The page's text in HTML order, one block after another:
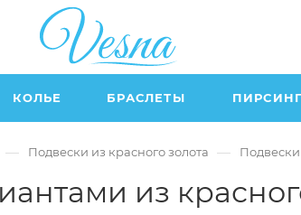
КОЛЬЕ БРАСЛЕТЫ ПИРСИНГ
— Подвески из красного золота —
из